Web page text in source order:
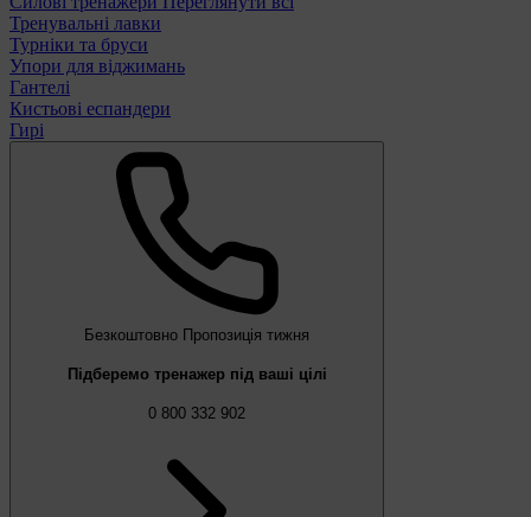
Тренувальні лавки
Турніки та бруси
Упори для віджимань
Гантелі
Кистьові еспандери
Гирі
Безкоштовно Пропозиція тижня
Підберемо тренажер під ваші цілі
0 800 332 902